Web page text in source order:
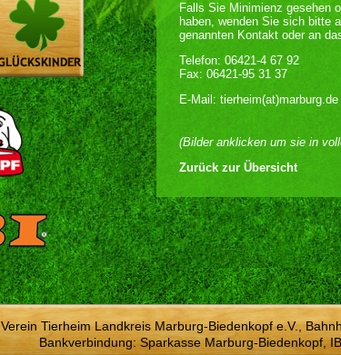
Falls Sie Minimienz gesehen
haben, wenden Sie sich bitte
genannten Kontakt oder an
Telefon: 06421-4 67 92
Fax: 06421-95 31 37
E-Mail: tierheim(at)marburg.de
(Bilder anklicken um sie in
Zurück zur Übersicht
Verein Tierheim Landkreis Marburg-Biedenkopf e.V.,
Bankverbindung: Sparkasse Marburg-Biedenkopf,